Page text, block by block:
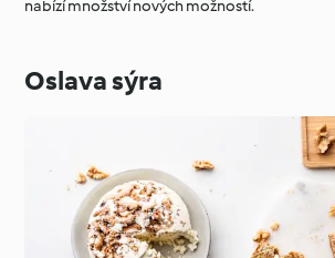
nabízí množství nových možností.
Oslava sýra